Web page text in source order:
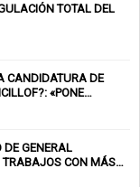
TOTAL DEL
CANDIDATURA DE
«PONE
DE GENERAL
TRABAJOS CON MÁS